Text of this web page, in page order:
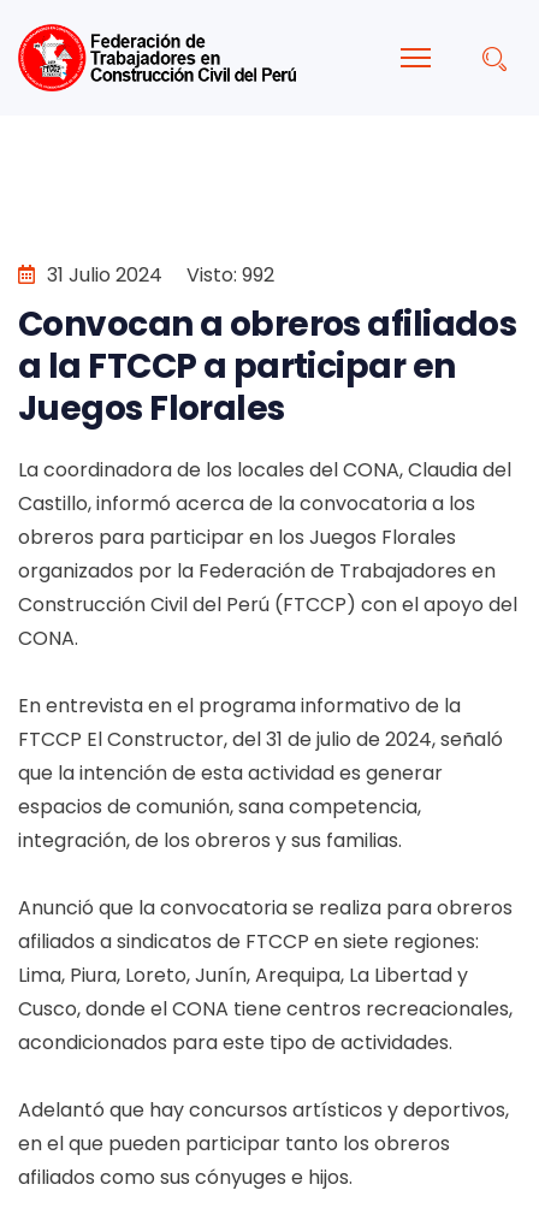
31 Julio 2024 Visto: 992
Convocan a obreros afiliados
a la FTCCP a participar en
Juegos Florales
La coordinadora de los locales del CONA, Claudia del
Castillo, informó acerca de la convocatoria a los
obreros para participar en los Juegos Florales
organizados por la Federación de Trabajadores en
Construcción Civil del Perú (FTCCP) con el apoyo del
CONA.
En entrevista en el programa informativo de la
FTCCP El Constructor, del 31 de julio de 2024, señaló
que la intención de esta actividad es generar
espacios de comunión, sana competencia,
integración, de los obreros y sus familias.
Anunció que la convocatoria se realiza para obreros
afiliados a sindicatos de FTCCP en siete regiones:
Lima, Piura, Loreto, Junín, Arequipa, La Libertad y
Cusco, donde el CONA tiene centros recreacionales,
acondicionados para este tipo de actividades.
Adelantó que hay concursos artísticos y deportivos,
en el que pueden participar tanto los obreros
afiliados como sus cónyuges e hijos.